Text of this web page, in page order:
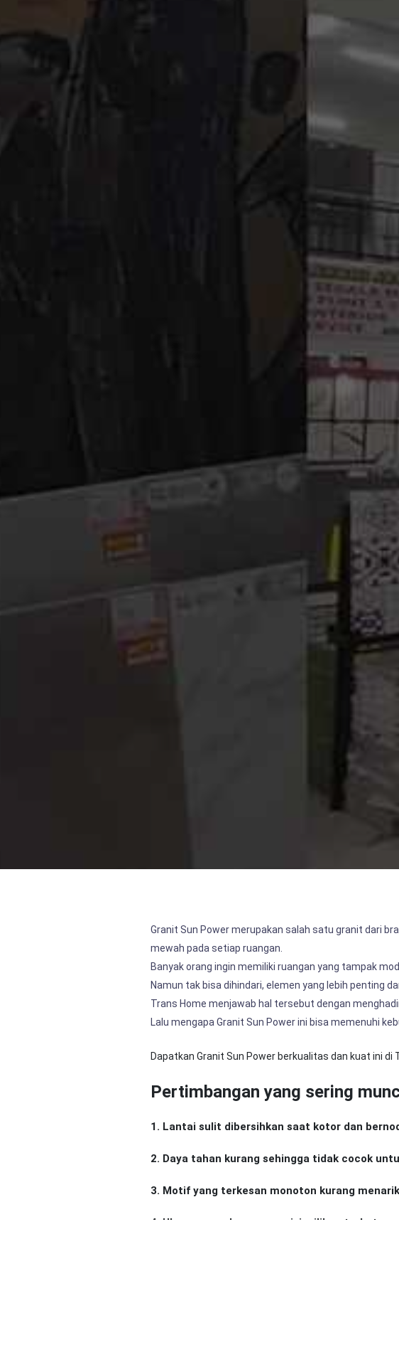
Granit Sun Power merupakan salah satu granit dari
mewah pada setiap ruangan.
Banyak orang ingin memiliki ruangan yang tampak
Namun tak bisa dihindari, elemen yang lebih penting
Trans Home menjawab hal tersebut dengan
Lalu mengapa Granit Sun Power ini bisa memenuhi
Dapatkan Granit Sun Power berkualitas dan kuat ini di
Pertimbangan yang sering
1. Lantai sulit dibersihkan saat kotor dan
2. Daya tahan kurang sehingga tidak cocok
3. Motif yang terkesan monoton kurang menarik
4. Ukuran yang kurang presisi, pilihan terbatas